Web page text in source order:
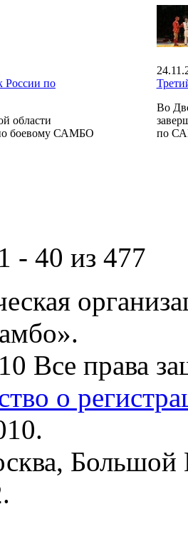
России по
области
боевому САМБО
Во
по
- 40 из 477
Все права
о
Большой